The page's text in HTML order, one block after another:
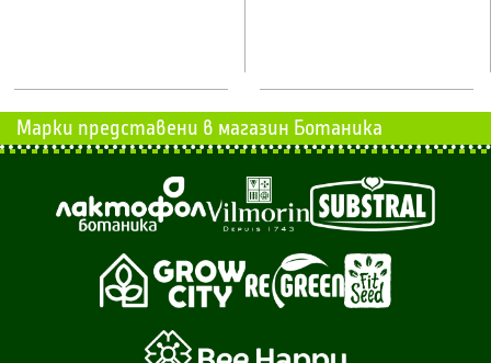
Марки представени в магазин Ботаника